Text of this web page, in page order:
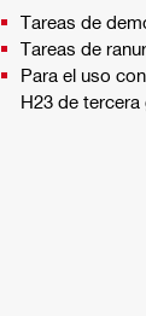
Tareas de
Tareas de
Para el uso
H23 de